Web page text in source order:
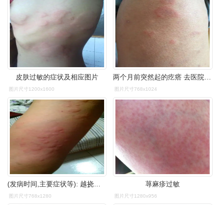
皮肤过敏的症状及相应图片
图片尺寸1200x1600 图片尺寸768x1024
图片尺寸768x1280
荨麻疹过敏
图片尺寸1280x956